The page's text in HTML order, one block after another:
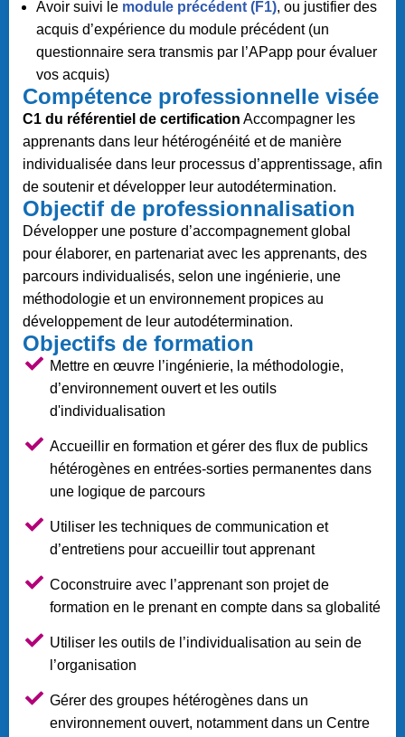
Avoir suivi le module précédent (F1), ou justifier des
acquis d’expérience du module précédent (un
questionnaire sera transmis par l’APapp pour évaluer
vos acquis)
Compétence professionnelle visée
C1 du référentiel de certification Accompagner les
apprenants dans leur hétérogénéité et de manière
individualisée dans leur processus d’apprentissage, afin
de soutenir et développer leur autodétermination.
Objectif de professionnalisation
Développer une posture d’accompagnement global
pour élaborer, en partenariat avec les apprenants, des
parcours individualisés, selon une ingénierie, une
méthodologie et un environnement propices au
développement de leur autodétermination.
Objectifs de formation
Mettre en œuvre l’ingénierie, la méthodologie,
d’environnement ouvert et les outils
d'individualisation
Accueillir en formation et gérer des flux de publics
hétérogènes en entrées-sorties permanentes dans
une logique de parcours
Utiliser les techniques de communication et
d’entretiens pour accueillir tout apprenant
Coconstruire avec l’apprenant son projet de
formation en le prenant en compte dans sa globalité
Utiliser les outils de l’individualisation au sein de
l’organisation
Gérer des groupes hétérogènes dans un
environnement ouvert, notamment dans un Centre